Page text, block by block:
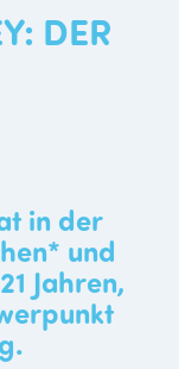
DER
in der
und
Jahren,